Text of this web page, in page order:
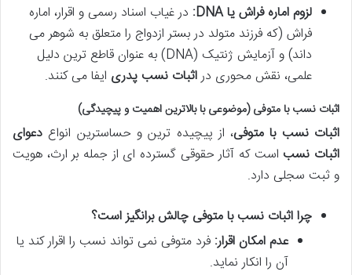
لزوم اماره فراش یا DNA:
در غیاب اسناد رسمی و اقرار، اماره
فراش (که فرزند متولد در بستر ازدواج را متعلق به شوهر می
داند) و آزمایش ژنتیک (DNA) به عنوان قاطع ترین دلیل
علمی، نقش محوری دراثبات نسب پدری ایفا می کنند.
اثبات نسب با متوفی (موضوعی با بالاترین اهمیت و پیچیدگی)
اثبات نسب با متوفی، از پیچیده ترین و حساسترین انواع دعوای
اثبات نسب است که آثار حقوقی گسترده ای از جمله بر ارث، هویت
و ثبت سجلی دارد.
چرا اثبات نسب با متوفی چالش برانگیز است؟
عدم امکان اقرار: فرد متوفی نمی تواند نسب را اقرار کند یا
آن را انکار نماید.